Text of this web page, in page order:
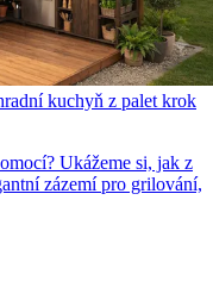
kuchyň z palet krok
Ukážeme si, jak z
zázemí pro grilování,